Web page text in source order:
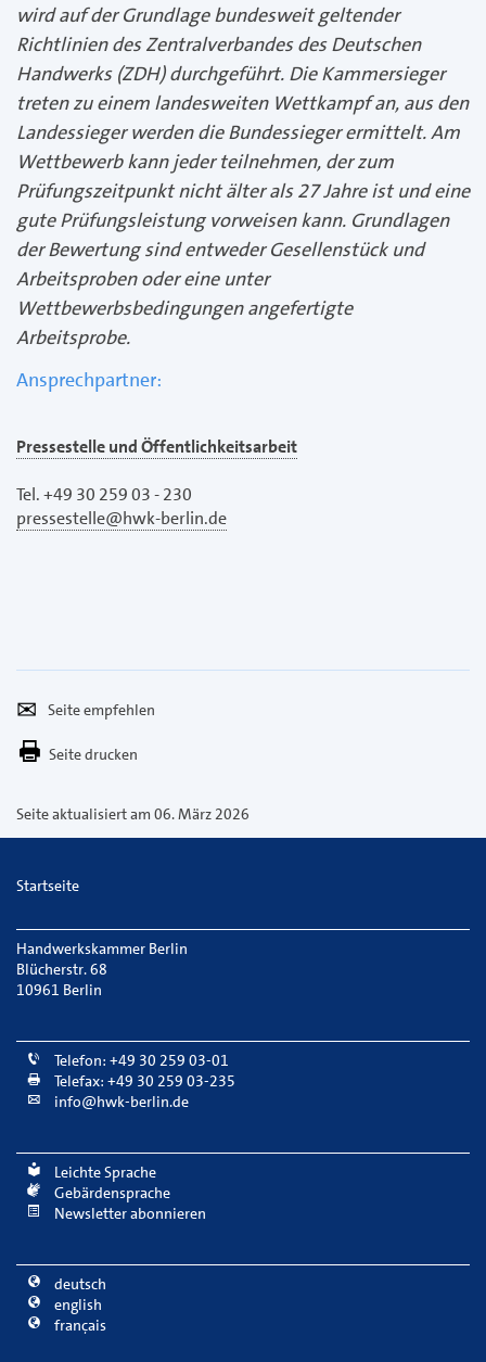
wird auf der Grundlage bundesweit geltender
Richtlinien des Zentralverbandes des Deutschen
Handwerks (ZDH) durchgeführt. Die Kammersieger
treten zu einem landesweiten Wettkampf an, aus den
Landessieger werden die Bundessieger ermittelt. Am
Wettbewerb kann jeder teilnehmen, der zum
Prüfungszeitpunkt nicht älter als 27 Jahre ist und eine
gute Prüfungsleistung vorweisen kann. Grundlagen
der Bewertung sind entweder Gesellenstück und
Arbeitsproben oder eine unter
Wettbewerbsbedingungen angefertigte
Arbeitsprobe.
Ansprechpartner:
Pressestelle und Öffentlichkeitsarbeit
Tel. +49 30 259 03 - 230
pressestelle@hwk-berlin.de
empfehlen
Per
E-
versenden
Seite drucken
Seite aktualisiert am 06. März 2026
Startseite
Handwerkskammer Berlin
Blücherstr. 68
10961 Berlin
Telefon: +49 30 259 03-01
Telefax: +49 30 259 03-235
info@hwk-berlin.de
Leichte Sprache
Gebärdensprache
Newsletter abonnieren
deutsch
english
français